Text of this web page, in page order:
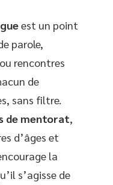
est un point
parole,
ou rencontres
de
sans filtre.
de mentorat,
d’âges et
la
s’agisse de